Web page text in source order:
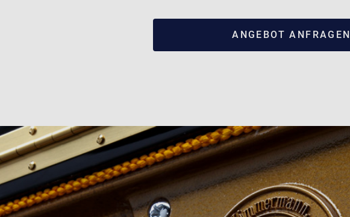
ANGEBOT ANFRAGEN